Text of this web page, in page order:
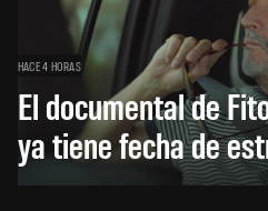
HACE 4 HORAS
El documental de
ya tiene fecha de